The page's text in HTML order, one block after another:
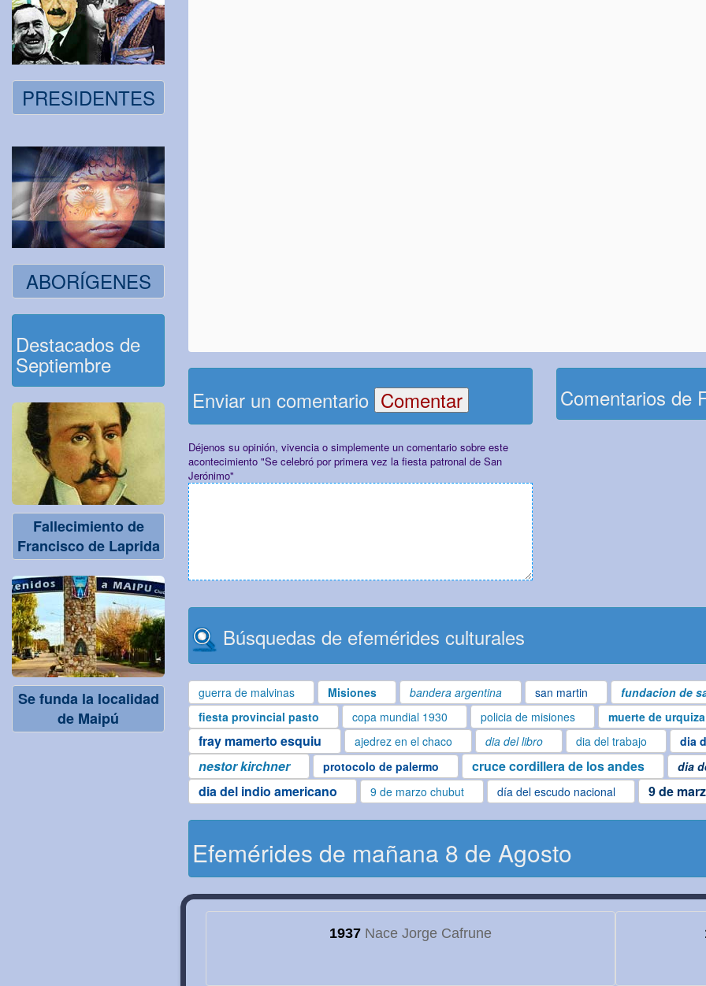
PRESIDENTES
ABORÍGENES
Destacados de
Septiembre
Fallecimiento de
Francisco de Laprida
Se funda la localidad
de Maipú
Enviar un comentario
Déjenos su opinión, vivencia o simplemente un comentario sobre este
acontecimiento "Se celebró por primera vez la fiesta patronal de San
Jerónimo"
Comentarios de
Búsquedas de efemérides culturales
guerra de malvinas Misiones bandera argentina san martin fundacion de
fiesta provincial pasto copa mundial 1930 policia de misiones muerte de urquiza
fray mamerto esquiu ajedrez en el chaco dia del libro dia del trabajo dia
nestor kirchner protocolo de palermo cruce cordillera de los andes dia
dia del indio americano 9 de marzo chubut día del escudo nacional 9 de
Efemérides de mañana 8 de Agosto
1937Nace Jorge Cafrune